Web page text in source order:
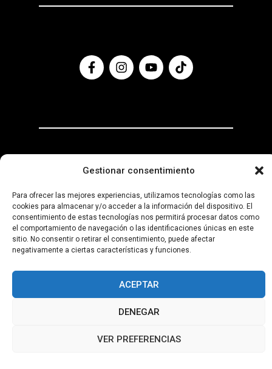
Gestionar consentimiento
Para ofrecer las mejores experiencias, utilizamos tecnologías como las
cookies para almacenar y/o acceder a la información del dispositivo. El
consentimiento de estas tecnologías nos permitirá procesar datos como
el comportamiento de navegación o las identificaciones únicas en este
sitio. No consentir o retirar el consentimiento, puede afectar
negativamente a ciertas características y funciones.
ACEPTAR
DENEGAR
VER PREFERENCIAS
Aviso
Legal
Declaración
Accesibilidad
Política
de
Cookies
Política de
Privacidad
Producido por Proclub Agency